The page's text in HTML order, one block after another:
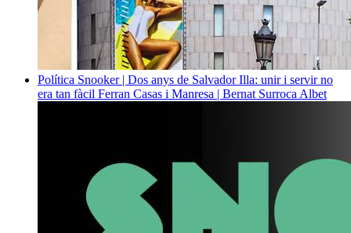
Política Snooker | Dos anys de Salvador Illa: unir i servir no
era tan fàcil Ferran Casas i Manresa | Bernat Surroca Albet